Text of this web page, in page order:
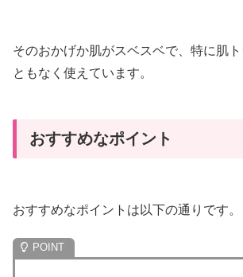
そのおかげか肌がスベスベで、特に肌
ともなく使えています。
おすすめなポイント
おすすめなポイントは以下の通りです。